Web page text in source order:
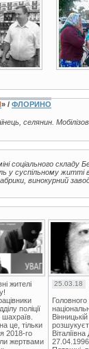
3
» / ФЛОРИНО
селянин.
соціального
у суспільному житті
винокурний
жителі
поліції
це, тільки
2018-го
жертвами
25.03.18
Головного